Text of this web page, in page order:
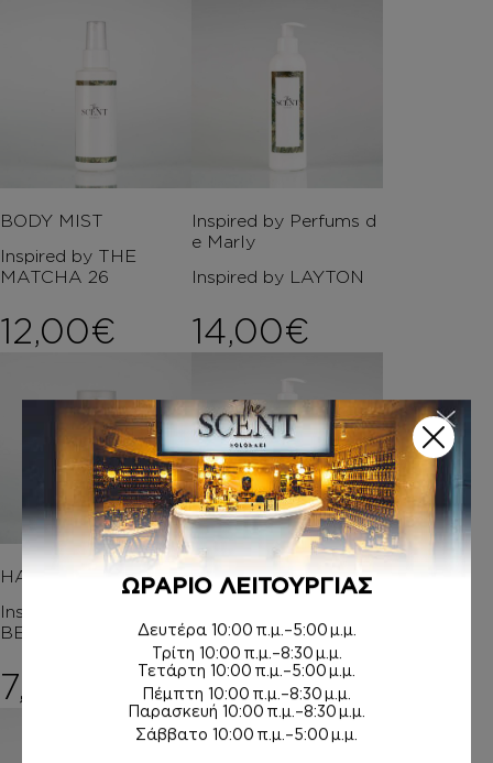
BODY MIST
Inspired by THE
MATCHA 26
12,00€
Inspired by Perfums d
e Marly
Inspired by LAYTON
14,00€
HAND CREAM
Inspired by THE
BEAT
7,50
ΚΡΕΜΑ ΣΩΜΑΤΟΣ Μ
Ε argan oil
Inspired by AURA
14,00€
ΩΡΑΡΙΟ ΛΕΙΤΟΥΡΓΙΑΣ
Δευτέρα 10:00 π.μ.–5:00 μ.μ.
Τρίτη 10:00 π.μ.–8:30 μ.μ.
Τετάρτη 10:00 π.μ.–5:00 μ.μ.
Πέμπτη 10:00 π.μ.–8:30 μ.μ.
Παρασκευή 10:00 π.μ.–8:30 μ.μ.
Σάββατο 10:00 π.μ.–5:00 μ.μ.